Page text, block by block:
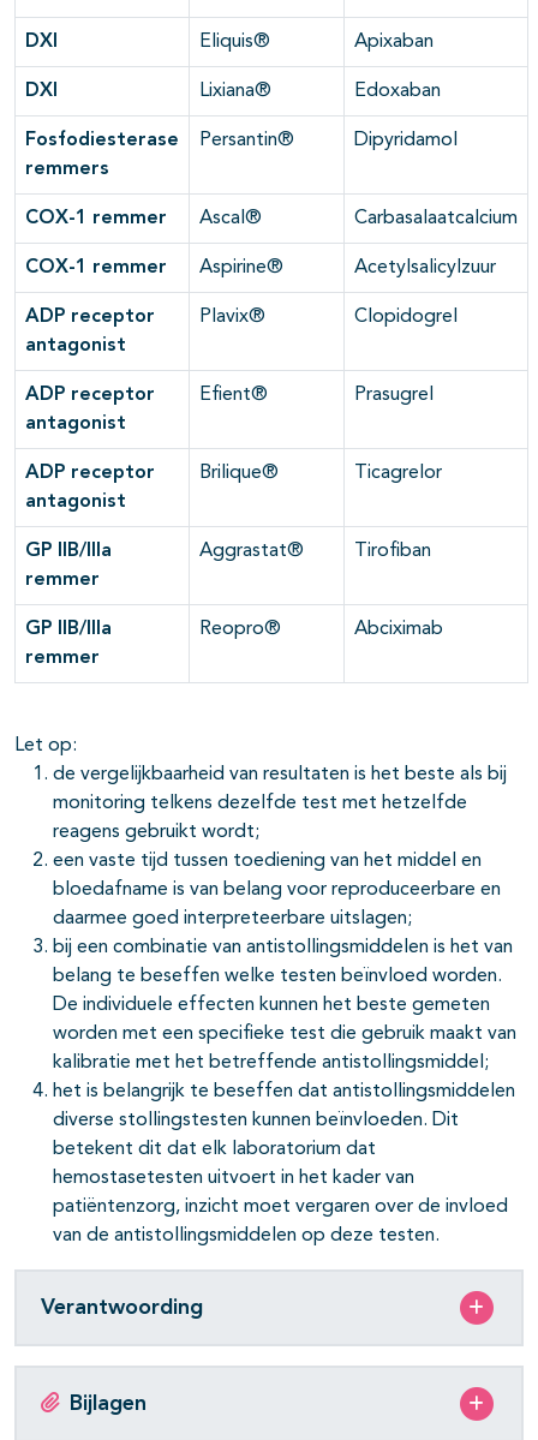
DXI Eliquis® Apixaban
DXI Lixiana® Edoxaban
Fosfodiesterase
remmers
Persantin® Dipyridamol
COX-1 remmer Ascal® Carbasalaatcalcium
COX-1 remmer Aspirine® Acetylsalicylzuur
ADP receptor
antagonist
Plavix® Clopidogrel
ADP receptor
antagonist
Efient® Prasugrel
ADP receptor
antagonist
Brilique® Ticagrelor
GP IIB/IIIa
remmer
Aggrastat® Tirofiban
GP IIB/IIIa
remmer
Reopro® Abciximab
Let op:
de vergelijkbaarheid van resultaten is het beste als bij
monitoring telkens dezelfde test met hetzelfde
reagens gebruikt wordt;
een vaste tijd tussen toediening van het middel en
bloedafname is van belang voor reproduceerbare en
daarmee goed interpreteerbare uitslagen;
bij een combinatie van antistollingsmiddelen is het van
belang te beseffen welke testen beïnvloed worden.
De individuele effecten kunnen het beste gemeten
worden met een specifieke test die gebruik maakt van
kalibratie met het betreffende antistollingsmiddel;
het is belangrijk te beseffen dat antistollingsmiddelen
diverse stollingstesten kunnen beïnvloeden. Dit
betekent dit dat elk laboratorium dat
hemostasetesten uitvoert in het kader van
patiëntenzorg, inzicht moet vergaren over de invloed
van de antistollingsmiddelen op deze testen.
Verantwoording
Bijlagen